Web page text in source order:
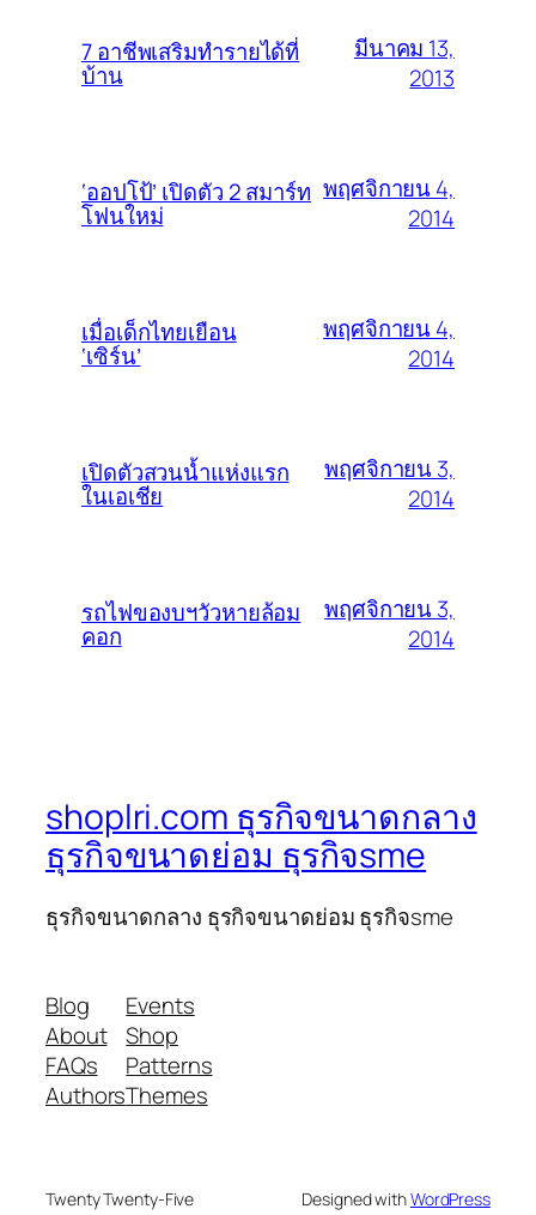
7 อาชีพเสริมทำรายได้ที่
บ้าน
มีนาคม 13,
2013
‘ออปโป้’ เปิดตัว 2 สมาร์ท
โฟนใหม่
พฤศจิกายน 4,
2014
เมื่อเด็กไทยเยือน
‘เซิร์น’
พฤศจิกายน 4,
2014
เปิดตัวสวนน้ำแห่งแรก
ในเอเชีย
พฤศจิกายน 3,
2014
รถไฟของบฯวัวหายล้อม
คอก
พฤศจิกายน 3,
2014
shoplri.com ธุรกิจขนาดกลาง
ธุรกิจขนาดย่อม ธุรกิจsme
ธุรกิจขนาดกลาง ธุรกิจขนาดย่อม ธุรกิจsme
Blog
About
FAQs
Authors
Events
Shop
Patterns
Themes
Twenty Twenty-Five Designed withWordPress